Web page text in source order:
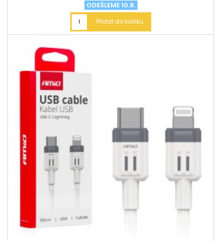
ODEŠLEME 10.8.
Přidat do košíku